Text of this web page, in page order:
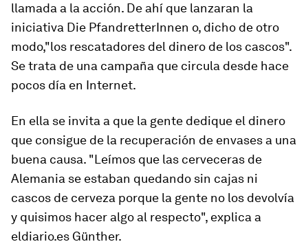
llamada a la acción. De ahí que lanzaran la
iniciativa Die PfandretterInnen o, dicho de otro
modo,"los rescatadores del dinero de los cascos".
Se trata de una campaña que circula desde hace
pocos día en Internet.
En ella se invita a que la gente dedique el dinero
que consigue de la recuperación de envases a una
buena causa. "Leímos que las cerveceras de
Alemania se estaban quedando sin cajas ni
cascos de cerveza porque la gente no los devolvía
y quisimos hacer algo al respecto", explica a
eldiario.es Günther.